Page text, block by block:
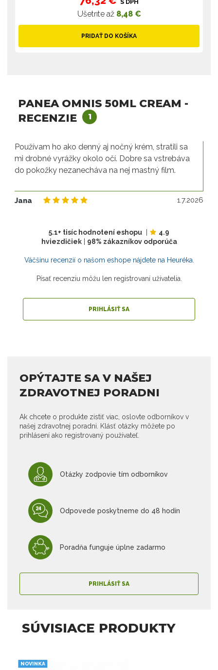
S DPH
Ušetríte až 8,48 €
PRIDAŤ DO KOŠÍKA
PANEA OMNIS 50ML CREAM -
RECENZIE
1
Používam ho ako denný aj nočný krém, stratili sa
mi drobné vyrážky okolo očí. Dobre sa vstrebáva
do pokožky nezanecháva na nej mastný film.
Jana 1.7.2026
5.1+ tisíc hodnotení eshopu
4.9
hviezdičiek| 98% zákazníkov odporúča
Väčšinu recenzií o našom eshope nájdete na Heuréka.
Písať recenziu môžu len registrovaní užívatelia.
PRIHLÁSIŤ SA
OPÝTAJTE SA V NAŠEJ
ZDRAVOTNEJ PORADNI
Ak chcete o produkte zistiť viac, oslovte odborníkov v
našej zdravotnej poradni. Klásť otázky môžete po
prihlásení ako registrovaný používateľ.
Otázky zodpovie tím odborníkov
Odpovede poskytneme do 48 hodín
Poradňa funguje úplne zadarmo
PRIHLÁSIŤ SA
SÚVISIACE PRODUKTY
NOVINKA